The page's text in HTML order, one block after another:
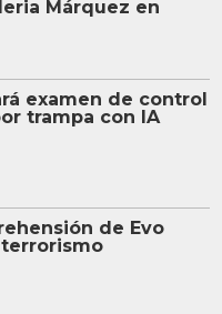
Márquez en
examen de control
trampa con IA
de Evo